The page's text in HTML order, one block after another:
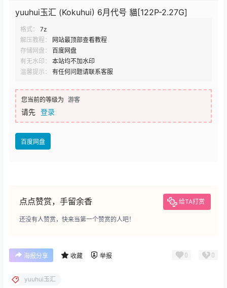
yuuhui玉汇 (Kokuhui) 6月代号 貓[122P-2.27G]
格式：
7z
解压教程：
网站最顶部查看教程
存储网盘：
百度网盘
有无水印：
本站均不加水印
温馨提示：
有任何问题请联系客服
您当前的等级为 游客
请先 登录
百度网盘
点点赞赏，手留余香 给TA打赏
还没有人赞赏，快来当第一个赞赏的人吧！
海报分享 收藏 举报 0 0
yuuhui玉汇